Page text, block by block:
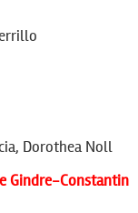
Dorothea Noll
Gindre-Constantin